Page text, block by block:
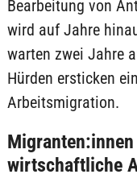
Bearbeitung von
wird auf Jahre
warten zwei Jahre
Hürden ersticken
Arbeitsmigration.
wirtschaftliche